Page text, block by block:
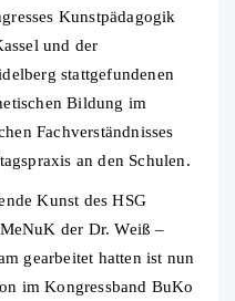
Kunstpädagogik
und der
stattgefundenen
Bildung im
Fachverständnisses
an den Schulen.
Kunst des HSG
der Dr. Weiß –
gearbeitet hatten ist nun
im Kongressband BuKo